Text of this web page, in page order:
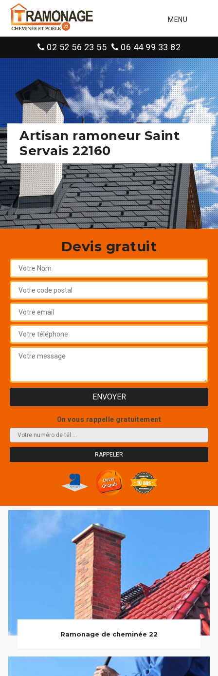
MENU
02 52 56 23 55 06 44 99 33 82
Artisan ramoneur Saint
Servais 22160
Devis gratuit
On vous rappelle gratuitement
Ramonage de cheminée 22